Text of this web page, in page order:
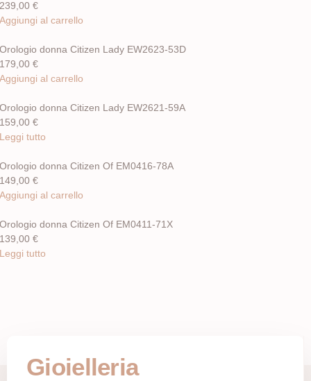
239,00 €
Aggiungi al carrello
Orologio donna Citizen Lady EW2623-53D
179,00 €
Aggiungi al carrello
Orologio donna Citizen Lady EW2621-59A
159,00 €
Leggi tutto
Orologio donna Citizen Of EM0416-78A
149,00 €
Aggiungi al carrello
Orologio donna Citizen Of EM0411-71X
139,00 €
Leggi tutto
Gioielleria